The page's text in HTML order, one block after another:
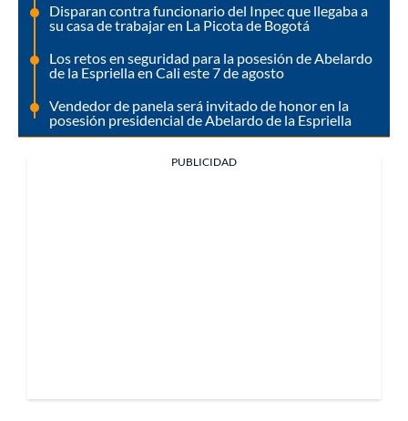
Disparan contra funcionario del Inpec que llegaba a
su casa de trabajar en La Picota de Bogotá
Los retos en seguridad para la posesión de Abelardo
de la Espriella en Cali este 7 de agosto
Vendedor de panela será invitado de honor en la
posesión presidencial de Abelardo de la Espriella
PUBLICIDAD